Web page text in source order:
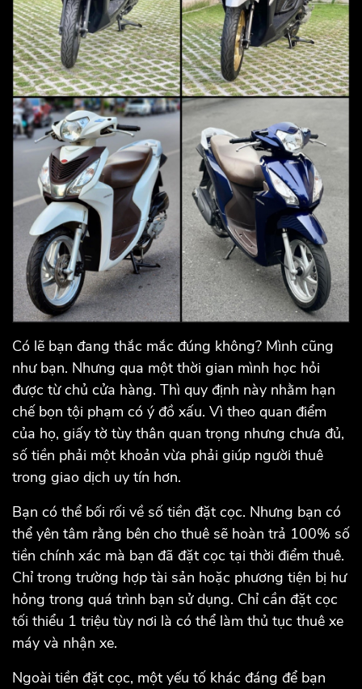
Có lẽ bạn đang thắc mắc đúng không? Mình cũng
như bạn. Nhưng qua một thời gian mình học hỏi
được từ chủ cửa hàng. Thì quy định này nhằm hạn
chế bọn tội phạm có ý đồ xấu. Vì theo quan điểm
của họ, giấy tờ tùy thân quan trọng nhưng chưa đủ,
số tiền phải một khoản vừa phải giúp người thuê
trong giao dịch uy tín hơn.
Bạn có thể bối rối về số tiền đặt cọc. Nhưng bạn có
thể yên tâm rằng bên cho thuê sẽ hoàn trả 100% số
tiền chính xác mà bạn đã đặt cọc tại thời điểm thuê.
Chỉ trong trường hợp tài sản hoặc phương tiện bị hư
hỏng trong quá trình bạn sử dụng. Chỉ cần đặt cọc
tối thiểu 1 triệu tùy nơi là có thể làm thủ tục thuê xe
máy và nhận xe.
Ngoài tiền đặt cọc, một yếu tố khác đáng để bạn